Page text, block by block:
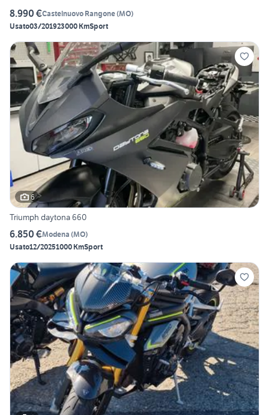
8.990 €Castelnuovo Rangone(MO)
Usato03/201923000 KmSport
6
Triumph daytona 660
6.850 €Modena (MO)
Usato12/20251000 KmSport